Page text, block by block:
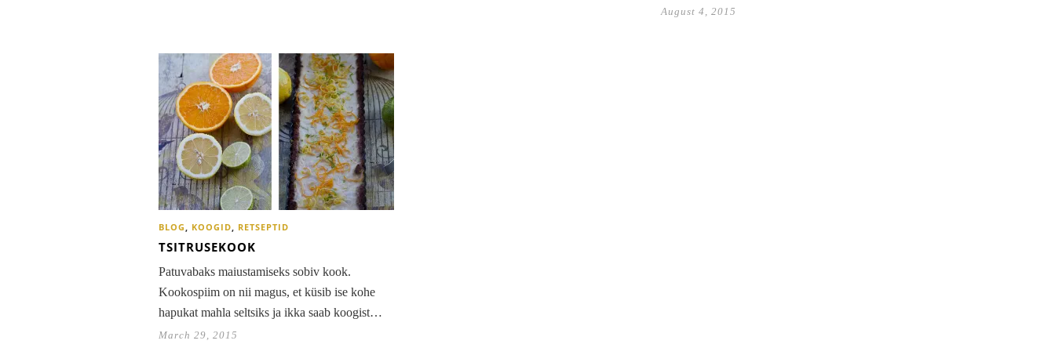
August 4, 2015
BLOG, KOOGID, RETSEPTID
TSITRUSEKOOK
Patuvabaks maiustamiseks sobiv kook.
Kookospiim on nii magus, et küsib ise kohe
hapukat mahla seltsiks ja ikka saab koogist…
March 29, 2015